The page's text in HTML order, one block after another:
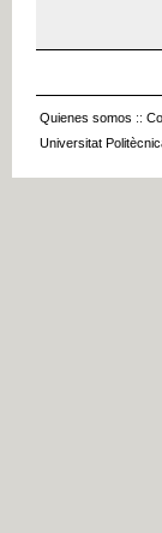
Quienes somos ::
Universitat